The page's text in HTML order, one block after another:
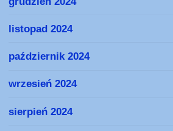
listopad 2024
październik 2024
wrzesień 2024
sierpień 2024